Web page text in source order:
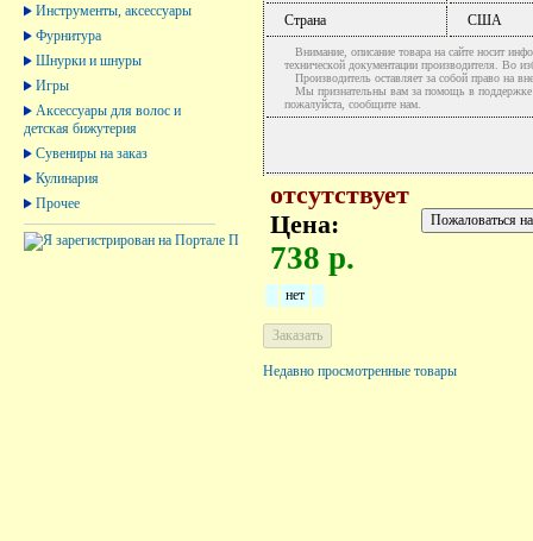
Инструменты, аксессуары
Фурнитура
Шнурки и шнуры
Игры
Аксессуары для волос и
детская бижутерия
Сувениры на заказ
Кулинария
Прочее
Страна
США
Внимание, описание товара на сайте носит
технической документации производителя. Во
Производитель оставляет за собой право на
Мы признательны вам за помощь в поддержке
пожалуйста, сообщите нам.
отсутствует
Цена:
738 р.
нет
Недавно просмотренные товары